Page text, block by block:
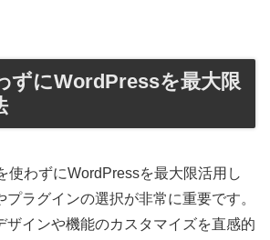
ずにWordPressを最大限
使わずにWordPressを最大限活用し
ラグインの選択が非常に重要です。
ザインや機能のカスタマイズを直感的